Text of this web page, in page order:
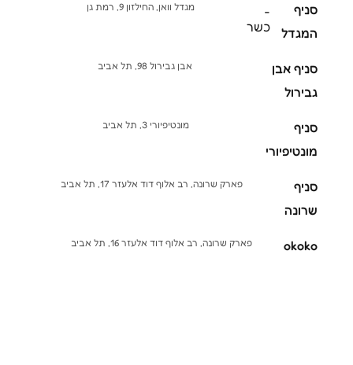
סניף
המגדל
-
כשר
מגדל וואן, החילזון 9, רמת גן
סניף אבן
גבירול
אבן גבירול 98, תל אביב
סניף
מונטיפיורי
מונטיפיורי 3, תל אביב
סניף
שרונה
פארק שרונה, רב אלוף דוד אלעזר 17, תל אביב
okoko פארק שרונה, רב אלוף דוד אלעזר 16, תל אביב